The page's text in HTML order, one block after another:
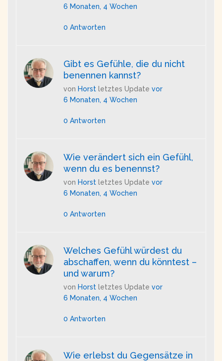
6 Monaten, 4 Wochen
0 Antworten
Gibt es Gefühle, die du nicht
benennen kannst?
von Horst letztes Update vor
6 Monaten, 4 Wochen
0 Antworten
Wie verändert sich ein Gefühl,
wenn du es benennst?
von Horst letztes Update vor
6 Monaten, 4 Wochen
0 Antworten
Welches Gefühl würdest du
abschaffen, wenn du könntest –
und warum?
von Horst letztes Update vor
6 Monaten, 4 Wochen
0 Antworten
Wie erlebst du Gegensätze in